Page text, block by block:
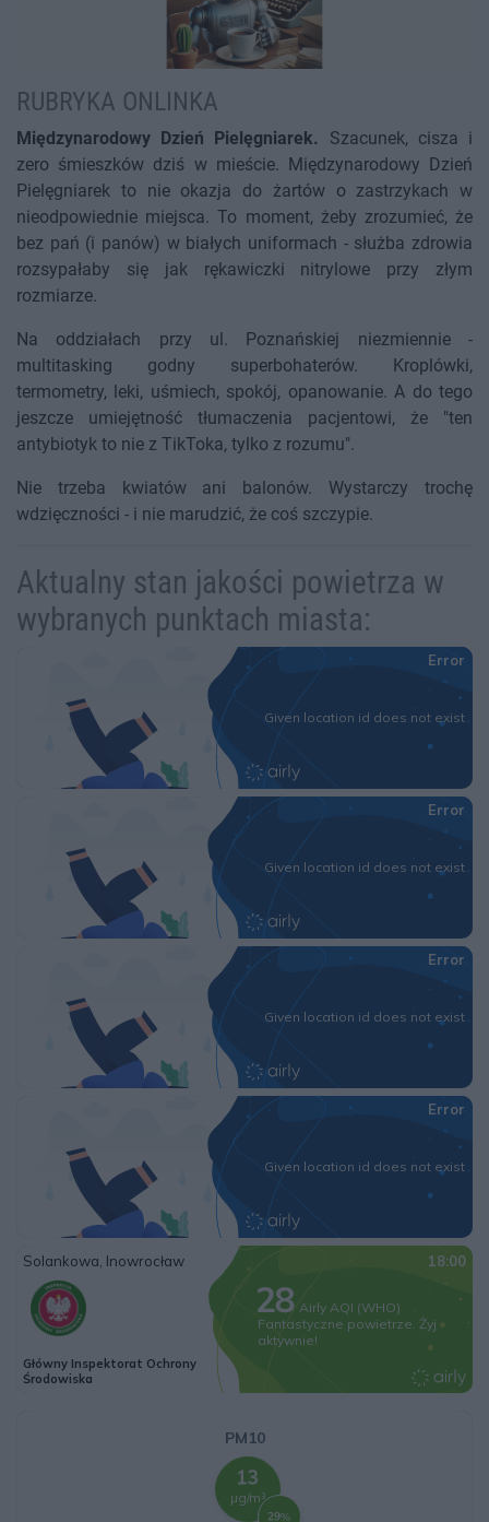
RUBRYKA ONLINKA
Międzynarodowy Dzień Pielęgniarek. Szacunek, cisza i
zero śmieszków dziś w mieście. Międzynarodowy Dzień
Pielęgniarek to nie okazja do żartów o zastrzykach w
nieodpowiednie miejsca. To moment, żeby zrozumieć, że
bez pań (i panów) w białych uniformach - służba zdrowia
rozsypałaby się jak rękawiczki nitrylowe przy złym
rozmiarze.
Na oddziałach przy ul. Poznańskiej niezmiennie -
multitasking godny superbohaterów. Kroplówki,
termometry, leki, uśmiech, spokój, opanowanie. A do tego
jeszcze umiejętność tłumaczenia pacjentowi, że "ten
antybiotyk to nie z TikToka, tylko z rozumu".
Nie trzeba kwiatów ani balonów. Wystarczy trochę
wdzięczności - i nie marudzić, że coś szczypie.
Aktualny stan jakości powietrza w
wybranych punktach miasta: